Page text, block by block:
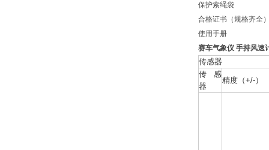
保护索绳袋
合格证书（规格齐全
使用手册
赛车气象仪 手持风速
传感器
传感
器
精度（+/-）